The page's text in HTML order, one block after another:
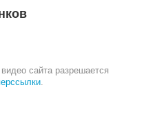
сайта разрешается
.